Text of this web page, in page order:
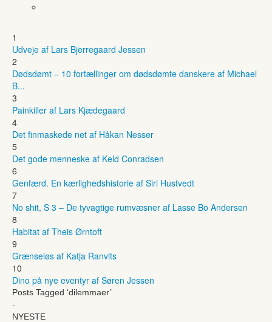
1
Udveje af Lars Bjerregaard Jessen
2
Dødsdømt – 10 fortællinger om dødsdømte danskere af Michael
B...
3
Painkiller af Lars Kjædegaard
4
Det finmaskede net af Håkan Nesser
5
Det gode menneske af Keld Conradsen
6
Genfærd. En kærlighedshistorie af Siri Hustvedt
7
No shit, S 3 – De tyvagtige rumvæsner af Lasse Bo Andersen
8
Habitat af Theis Ørntoft
9
Grænseløs af Katja Ranvits
10
Dino på nye eventyr af Søren Jessen
Posts Tagged ‘dilemmaer’
-
NYESTE